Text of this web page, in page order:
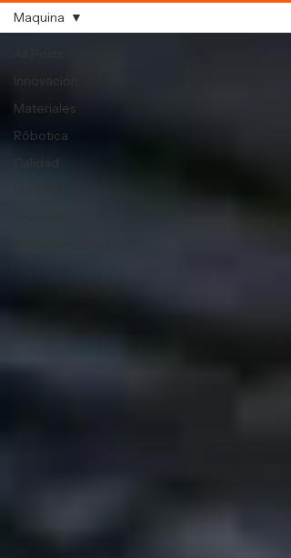
Innovación
Materiales
Róbotica
Calidad
Maquina